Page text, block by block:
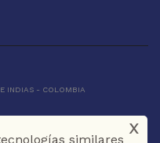
INDIAS - COLOMBIA
similares
x